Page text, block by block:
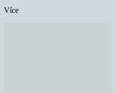
Více